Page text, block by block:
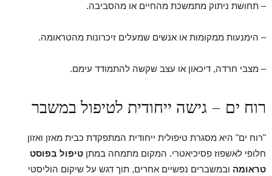
– תחושת ניתוק מתמשכת מהחיים או מהסביבה.
– הימנעות ממקומות או אנשים שמעלים זיכרונות מהטראומה.
– מצבי חרדה, דיכאון או עצב שקשה להתמודד עימם.
רוח ים – גישה ייחודית לטיפול במשבר
"רוח ים" היא מסגרת טיפולית ייחודית המתפקדת כבית מאזן ואזון
חלופי לאשפוז פסיכיאטרי. המקום מתמחה במתן טיפול בפוסט
טראומה ובמשברים נפשיים אחרים, תוך דגש על שיקום הוליסטי